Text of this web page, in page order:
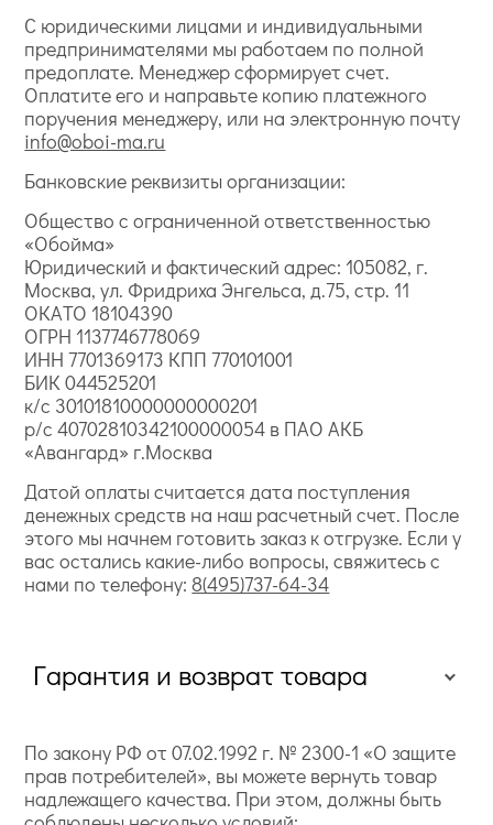
С юридическими лицами и индивидуальными
предпринимателями мы работаем по полной
предоплате. Менеджер сформирует счет.
Оплатите его и направьте копию платежного
поручения менеджеру, или на электронную почту
info@oboi-ma.ru
Банковские реквизиты организации:
Общество с ограниченной ответственностью
«Обойма»
Юридический и фактический адрес: 105082, г.
Москва, ул. Фридриха Энгельса, д.75, стр. 11
ОКАТО 18104390
ОГРН 1137746778069
ИНН 7701369173 КПП 770101001
БИК 044525201
к/с 30101810000000000201
р/с 40702810342100000054 в ПАО АКБ
«Авангард» г.Москва
Датой оплаты считается дата поступления
денежных средств на наш расчетный счет. После
этого мы начнем готовить заказ к отгрузке. Если у
вас остались какие-либо вопросы, свяжитесь с
нами по телефону: 8(495)737-64-34
Гарантия и возврат товара
По закону РФ от 07.02.1992 г. № 2300-1 «О защите
прав потребителей», вы можете вернуть товар
надлежащего качества. При этом, должны быть